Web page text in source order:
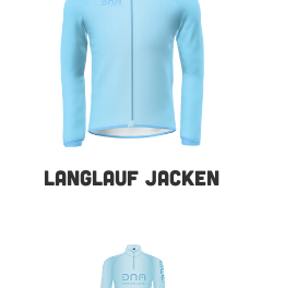
LANGLAUF JACKEN